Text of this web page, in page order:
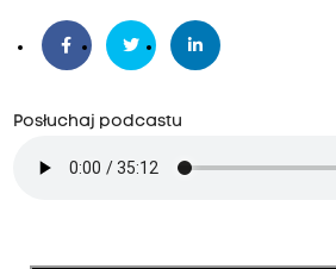
Posłuchaj podcastu